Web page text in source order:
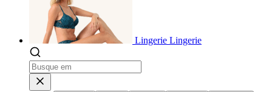
Lingerie Lingerie